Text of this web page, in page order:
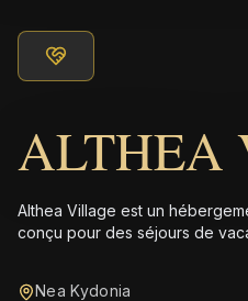
ALTHEA
Althea Village est un
conçu pour des séjours de
Nea Kydonia